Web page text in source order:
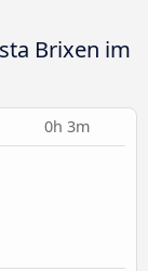
Brixen im
0h 3m